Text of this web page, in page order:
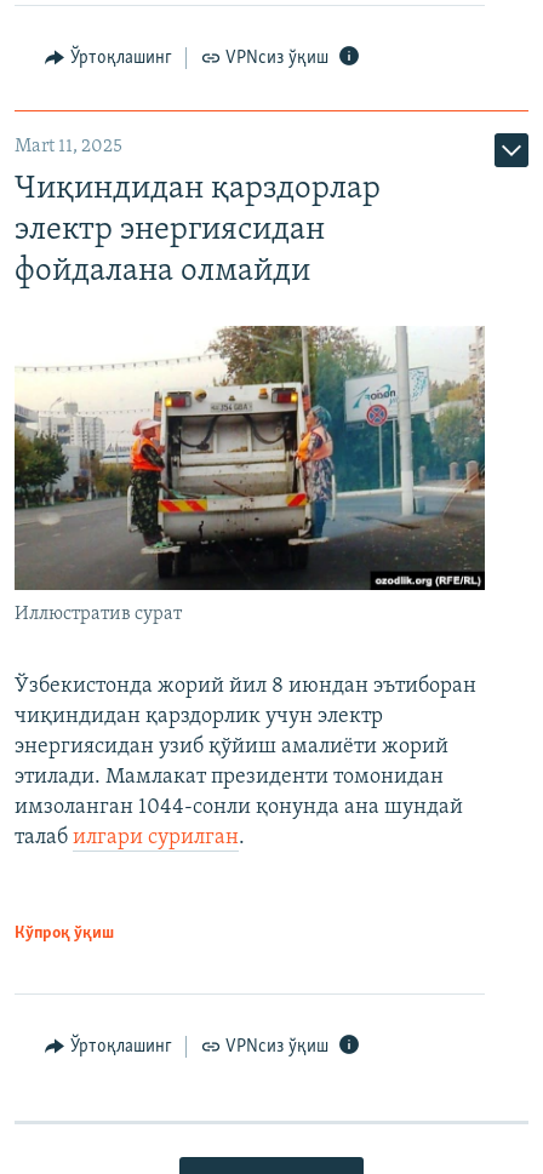
Ўртоқлашинг VPNсиз ўқиш
Mart 11, 2025
Чиқиндидан қарздорлар
электр энергиясидан
фойдалана олмайди
Иллюстратив сурат
Ўзбекистонда жорий йил 8 июндан эътиборан
чиқиндидан қарздорлик учун электр
энергиясидан узиб қўйиш амалиёти жорий
этилади. Мамлакат президенти томонидан
имзоланган 1044-сонли қонунда ана шундай
талаб илгари сурилган.
Кўпроқ ўқиш
Ўртоқлашинг VPNсиз ўқиш